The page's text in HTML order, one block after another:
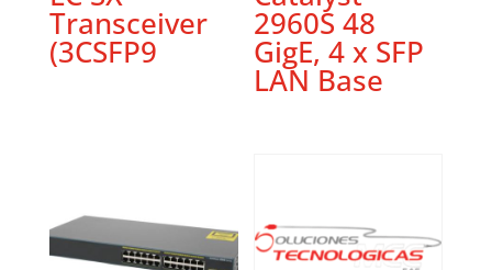
Transceiver
(3CSFP9
2960S 48
GigE, 4 x SFP
LAN Base